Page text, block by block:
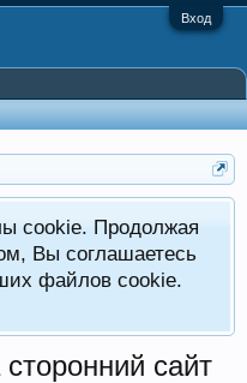
Вход
cookie. Продолжая
Вы соглашаетесь
файлов cookie.
сайт